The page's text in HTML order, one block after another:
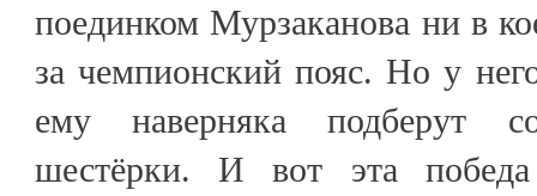
поединком Мурзаканова ни в
за чемпионский пояс. Но у
ему наверняка подберут
шестёрки. И вот эта